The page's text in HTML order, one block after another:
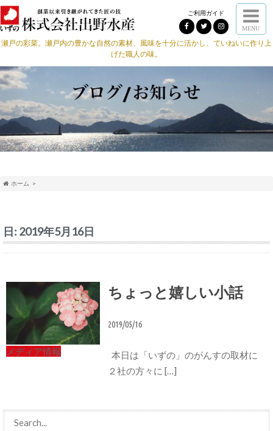
ご利用ガイド
MENU
瀬戸の彩菜。瀬戸内の豊かな自然の素材、風味を十分に活かし、ていねいに作り上
げた職人の味。
ホーム
日: 2019年5月16日
メディア情報
ちょっと嬉しい小話
2019/05/16
本日は「いずの」のがんすの取材に
２社の方々に […]